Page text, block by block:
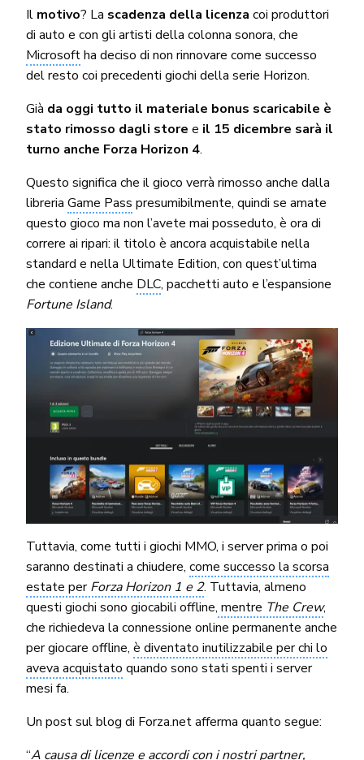
Il motivo? La scadenza della licenza coi produttori
di auto e con gli artisti della colonna sonora, che
Microsoftha deciso di non rinnovare come successo
del resto coi precedenti giochi della serie Horizon.
Già da oggi tutto il materiale bonus scaricabile è
stato rimosso dagli store e il 15 dicembre sarà il
turno anche Forza Horizon 4.
Questo significa che il gioco verrà rimosso anche dalla
libreria Game Pass presumibilmente, quindi se amate
questo gioco ma non l’avete mai posseduto, è ora di
correre ai ripari: il titolo è ancora acquistabile nella
standard e nella Ultimate Edition, con quest’ultima
che contiene anche DLC, pacchetti auto e l’espansione
Fortune Island.
Tuttavia, come tutti i giochi MMO, i server prima o poi
saranno destinati a chiudere,come successo la scorsa
estate perForza Horizon 1 e 2. Tuttavia, almeno
questi giochi sono giocabili offline, mentre The Crew,
che richiedeva la connessione online permanente anche
per giocare offline,è diventato inutilizzabile per chi lo
aveva acquistato quando sono stati spenti i server
mesi fa.
Un post sul blog di Forza.net afferma quanto segue:
“A causa di licenze e accordi con i nostri partner,